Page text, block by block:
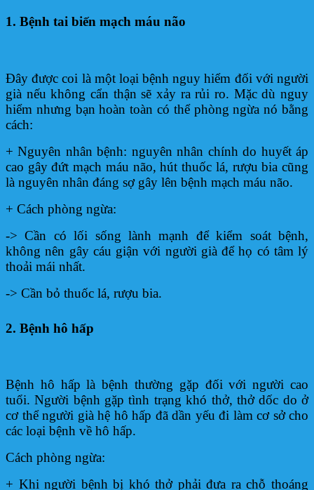
1. Bệnh tai biến mạch máu não
Đây được coi là một loại bệnh nguy hiểm đối với người
già nếu không cẩn thận sẽ xảy ra rủi ro. Mặc dù nguy
hiểm nhưng bạn hoàn toàn có thể phòng ngừa nó bằng
cách:
+ Nguyên nhân bệnh: nguyên nhân chính do huyết áp
cao gây đứt mạch máu não, hút thuốc lá, rượu bia cũng
là nguyên nhân đáng sợ gây lên bệnh mạch máu não.
+ Cách phòng ngừa:
-> Cần có lối sống lành mạnh để kiểm soát bệnh,
không nên gây cáu giận với người già để họ có tâm lý
thoải mái nhất.
-> Cần bỏ thuốc lá, rượu bia.
2. Bệnh hô hấp
Bệnh hô hấp là bệnh thường gặp đối với người cao
tuổi. Người bệnh gặp tình trạng khó thở, thở dốc do ở
cơ thể người già hệ hô hấp đã dần yếu đi làm cơ sở cho
các loại bệnh về hô hấp.
Cách phòng ngừa:
+ Khi người bệnh bị khó thở phải đưa ra chỗ thoáng